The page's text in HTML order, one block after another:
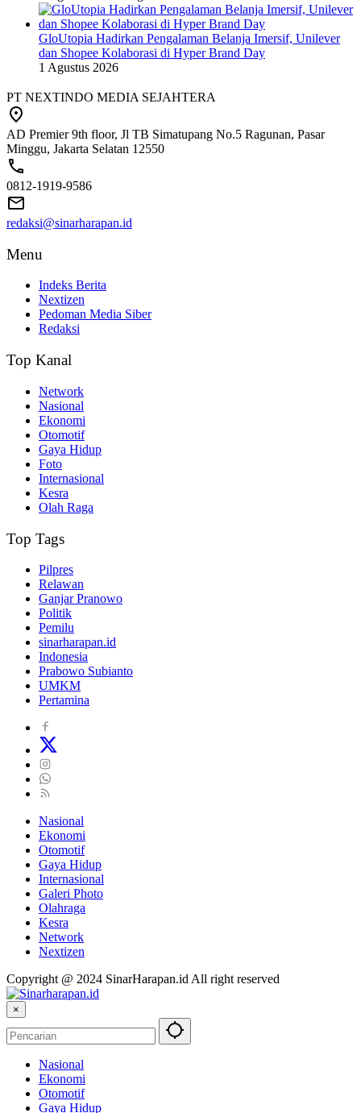
GloUtopia Hadirkan Pengalaman Belanja Imersif, Unilever
dan Shopee Kolaborasi di Hyper Brand Day
1 Agustus 2026
PT NEXTINDO MEDIA SEJAHTERA
AD Premier 9th floor, Jl TB Simatupang No.5 Ragunan, Pasar
Minggu, Jakarta Selatan 12550
0812-1919-9586
redaksi@sinarharapan.id
Menu
Indeks Berita
Nextizen
Pedoman Media Siber
Redaksi
Top Kanal
Network
Nasional
Ekonomi
Otomotif
Gaya Hidup
Foto
Internasional
Kesra
Olah Raga
Top Tags
Pilpres
Relawan
Ganjar Pranowo
Politik
Pemilu
sinarharapan.id
Indonesia
Prabowo Subianto
UMKM
Pertamina
Nasional
Ekonomi
Otomotif
Gaya Hidup
Internasional
Galeri Photo
Olahraga
Kesra
Network
Nextizen
Copyright @ 2024 SinarHarapan.id All right reserved
×
Nasional
Ekonomi
Otomotif
Gaya Hidup